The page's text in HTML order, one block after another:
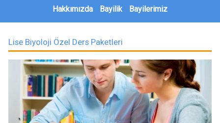
Hakkımızda
Bayilik Bayilerimiz
Lise Biyoloji Özel Ders Paketleri